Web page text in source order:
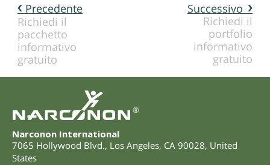
Successivo
Richiedi il
portfolio
informativo
gratuito
Precedente
Richiedi il
pacchetto
informativo
gratuito
®
Narconon International
7065 Hollywood Blvd., Los Angeles, CA 90028, United
States